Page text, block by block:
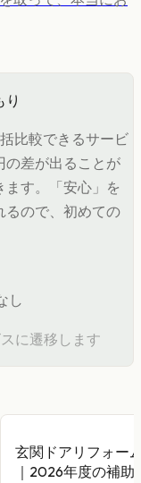
比較できるサービ
の差が出ることが
す。「安心」を
るので、初めての
し
に遷移します
玄関ドアリフォー
｜2026年度の補